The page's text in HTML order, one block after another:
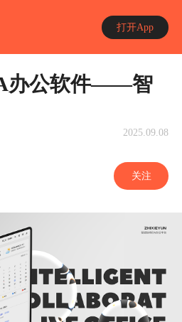
打开App
办公软件——智
2025.09.08
关注